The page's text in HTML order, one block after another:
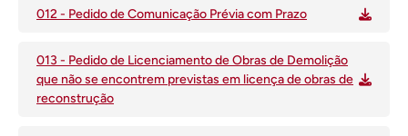
012 - Pedido de Comunicação Prévia com Prazo
013 - Pedido de Licenciamento de Obras de Demolição
que não se encontrem previstas em licença de obras de
reconstrução